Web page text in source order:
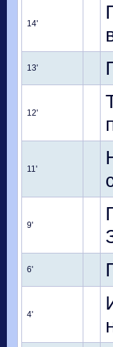
14'
13'
12'
11'
9'
6'
4'